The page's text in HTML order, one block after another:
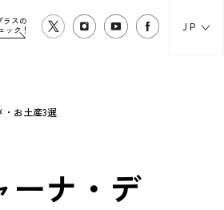
ラスの
ック！ JP
・お土産3選
ーナ・デ